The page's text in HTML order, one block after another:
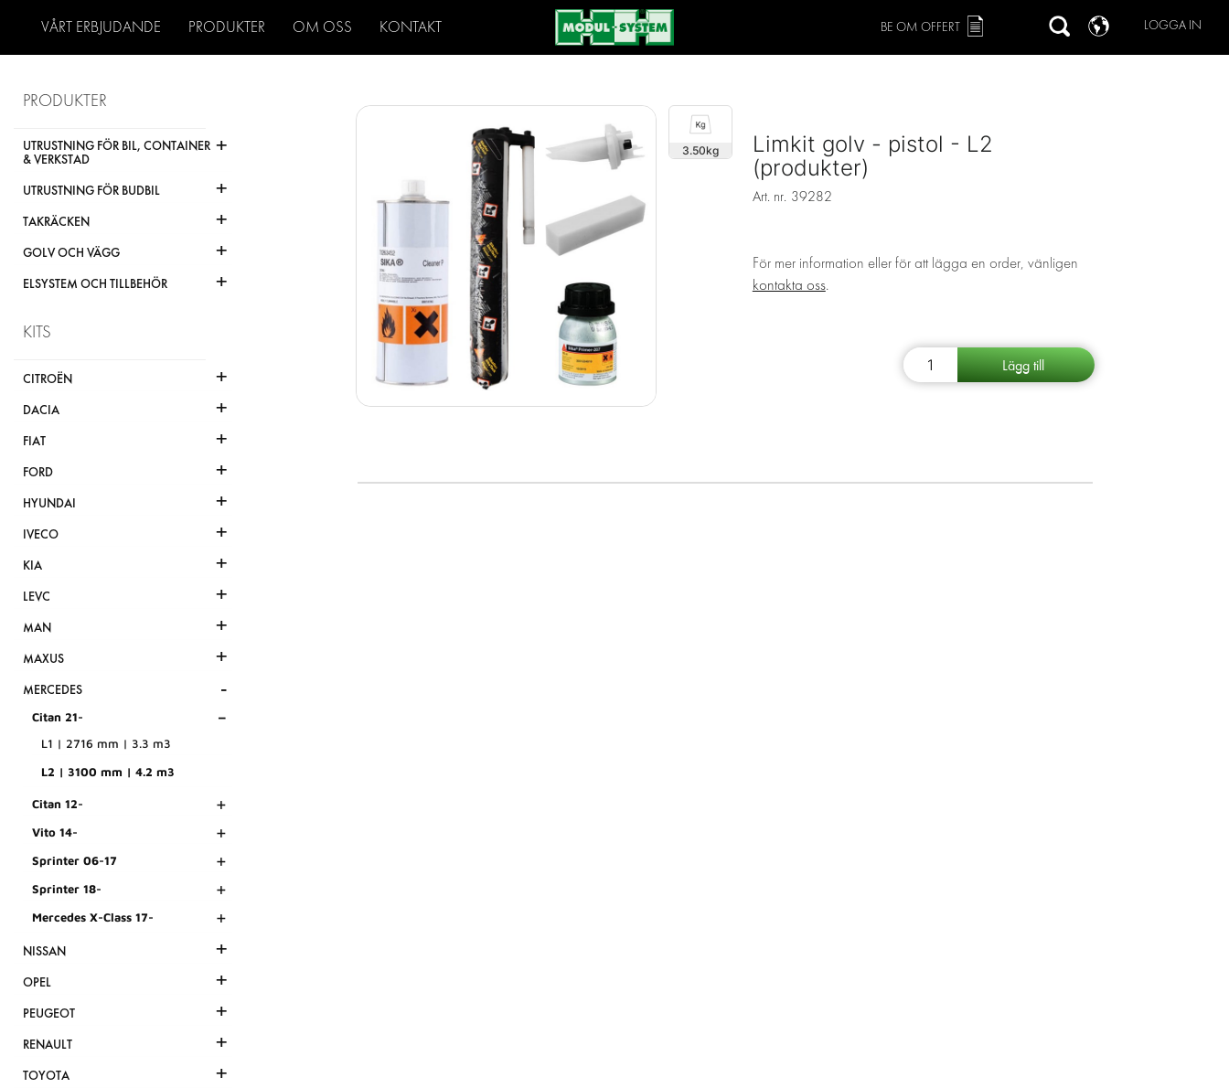
VÅRT ERBJUDANDE PRODUKTER OM OSS KONTAKT LOGGA IN
BE OM OFFERT
PRODUKTER
UTRUSTNING FÖR BIL, CONTAINER
& VERKSTAD
+
UTRUSTNING FÖR BUDBIL +
TAKRÄCKEN +
GOLV OCH VÄGG +
ELSYSTEM OCH TILLBEHÖR +
KITS
CITROËN +
DACIA +
FIAT +
FORD +
HYUNDAI +
IVECO +
KIA +
LEVC +
MAN +
MAXUS +
MERCEDES -
Citan 21- -
L1 | 2716 mm | 3.3 m3
L2 | 3100 mm | 4.2 m3
Citan 12- +
Vito 14- +
Sprinter 06-17 +
Sprinter 18- +
Mercedes X-Class 17- +
NISSAN +
OPEL +
PEUGEOT +
RENAULT +
TOYOTA +
3.50
Limkit golv - pistol - L2
(produkter)
Art. nr. 39282
För mer information eller för att lägga en order, vänligen
kontakta oss.